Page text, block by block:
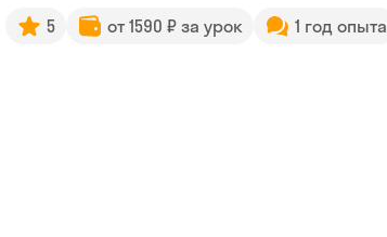
5 от 1590 ₽ за урок 1 год опыта